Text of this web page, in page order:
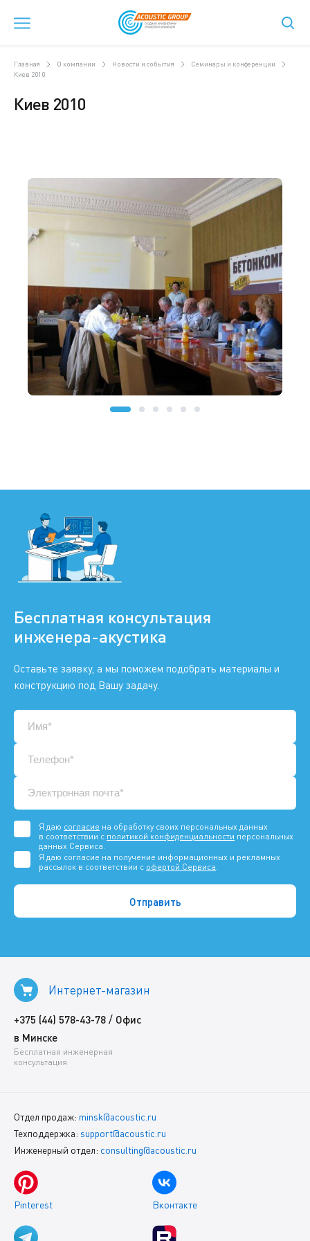
Главная О компании Новости и события
Семинары и конференции
Киев 2010
Киев 2010
Бесплатная консультация
инженера-акустика
Оставьте заявку, а мы поможем подобрать материалы и
конструкцию под Вашу задачу.
Я даю согласие на обработку своих персональных данных
в соответствии с политикой конфиденциальности персональных
данных Сервиса.
Я даю согласие на получение информационных и рекламных
рассылок в соответствии с офертой Сервиса
Интернет-магазин
+375 (44) 578-43-78 / Офис
в Минске
Бесплатная инженерная
консультация
Отдел продаж: minsk@acoustic.ru
Техподдержка: support@acoustic.ru
Инженерный отдел: consulting@acoustic.ru
Pinterest Вконтакте